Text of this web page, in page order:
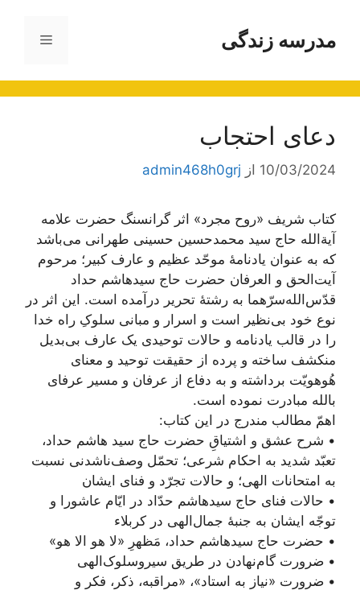
محتوامدرسه زندگی فهرست
دعای احتجاب
10/03/2024 از admin468h0grj
کتاب شریف «روح مجرد» اثر گرانسنگ حضرت علامه
آیة‌الله حاج سید محمدحسین حسینی طهرانی می‌باشد
که به عنوان یادنامۀ موحّد عظیم و عارف کبیر؛ مرحوم
آیت‌الحق و العرفان حضرت حاج سید‌هاشم حداد
قدّس‌الله‌سرّهما به رشتۀ تحریر درآمده است. این اثر در
نوع خود بی‌نظیر است و اسرار و مبانی سلوکِ راه خدا
را در قالب یادنامه و حالات توحیدی یک عارف بی‌بدیل
منکشف ساخته و پرده از حقیقت توحید و معنای
هُوهویّت برداشته و به دفاع از عرفان و مسیر عرفای
بالله مبادرت نموده است.
اهمّ مطالب مندرج در این کتاب:
• شرح عشق و اشتیاقِ حضرت حاج سید هاشم حداد،
تعبّد شدید به احکام شرعی؛ تحمّل وصف‌ناشدنی نسبت
به امتحانات الهی؛ و حالات تجرّد و فنای ایشان
• حالات فنای حاج سیدهاشم حدّاد در ایّام عاشورا و
توجّه ایشان به جنبۀ جمال‌الهی در کربلاء
• حضرت حاج سیدهاشم حداد، مَظهرِ «لا هو الا هو»
• ضرورت گام‌نهادن در طریق سیروسلوک‌الهی
• ضرورت «نیاز به استاد»، «مراقبه، ذکر، فکر و